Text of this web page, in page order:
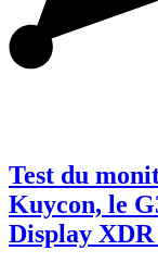
Test du
Kuycon, le
Display XDR